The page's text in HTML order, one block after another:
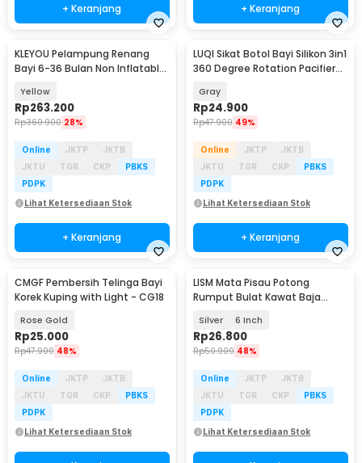
+ Keranjang + Keranjang
KLEYOU Pelampung Renang
Bayi 6-36 Bulan Non Inflatable
Yellow
Rp263.200
Rp360.900 28%
Online JKTP
JKTB
JKTU
TGR CKP
PBKS
PDPK
Lihat Ketersediaan Stok
+ Keranjang
LUQI Sikat Botol Bayi Silikon 3in1
360 Degree Rotation Pacifier
Gray
Rp24.900
Rp47.900 49%
Online JKTP
JKTB
JKTU
TGR CKP
PBKS
PDPK
Lihat Ketersediaan Stok
+ Keranjang
CMGF Pembersih Telinga Bayi
Korek Kuping with Light - CG18
Rose Gold
Rp25.000
Rp47.900 48%
Online JKTP
JKTB
JKTU
TGR CKP
PBKS
PDPK
Lihat Ketersediaan Stok
LISM Mata Pisau Potong
Rumput Bulat Kawat Baja
Silver 6 Inch
Rp26.800
Rp50.900 48%
Online JKTP
JKTB
JKTU
TGR CKP
PBKS
PDPK
Lihat Ketersediaan Stok